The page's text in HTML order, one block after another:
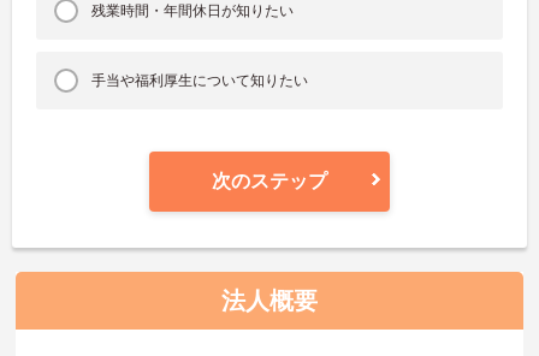
残業時間・年間休日が知りたい
手当や福利厚生について知りたい
次のステップ
法人概要